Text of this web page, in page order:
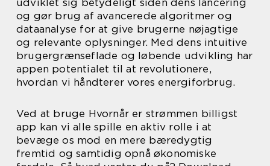
og gør brug af avancerede algoritmer og
dataanalyse for at give brugerne nøjagtige
og relevante oplysninger. Med dens intuitive
brugergrænseflade og løbende udvikling har
appen potentialet til at revolutionere,
hvordan vi håndterer vores energiforbrug.
Ved at bruge Hvornår er strømmen billigst
app kan vi alle spille en aktiv rolle i at
bevæge os mod en mere bæredygtig
fremtid og samtidig opnå økonomiske